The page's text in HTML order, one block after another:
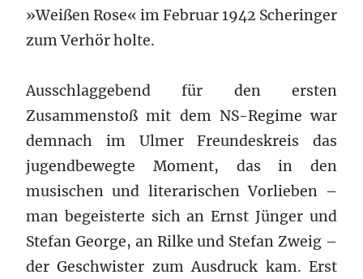
»Weißen Rose« im Februar 1942 Scheringer
zum Verhör holte.
Ausschlaggebend für den ersten
Zusammenstoß mit dem NS-Regime war
demnach im Ulmer Freundeskreis das
jugendbewegte Moment, das in den
musischen und literarischen Vorlieben –
man begeisterte sich an Ernst Jünger und
Stefan George, an Rilke und Stefan Zweig –
der Geschwister zum Ausdruck kam. Erst